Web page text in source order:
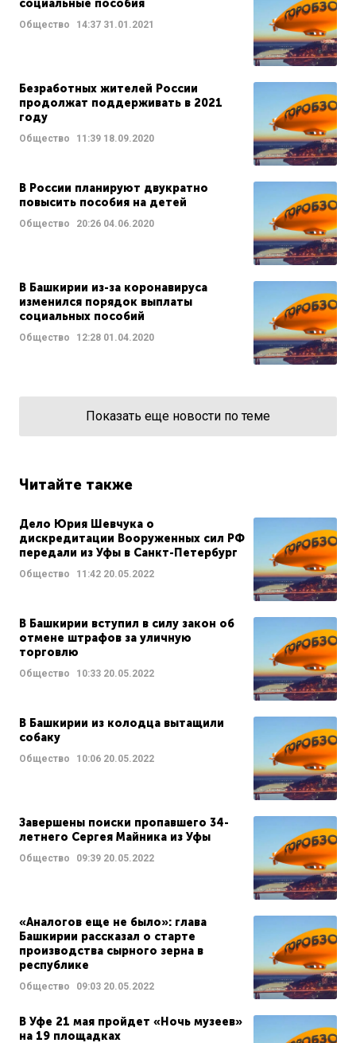
социальные пособия
Общество 14:37 31.01.2021
Безработных жителей России
продолжат поддерживать в 2021
году
Общество 11:39 18.09.2020
В России планируют двукратно
повысить пособия на детей
Общество 20:26 04.06.2020
В Башкирии из-за коронавируса
изменился порядок выплаты
социальных пособий
Общество 12:28 01.04.2020
Показать еще новости по теме
Читайте также
Дело Юрия Шевчука о
дискредитации Вооруженных сил РФ
передали из Уфы в Санкт-Петербург
Общество 11:42 20.05.2022
В Башкирии вступил в силу закон об
отмене штрафов за уличную
торговлю
Общество 10:33 20.05.2022
В Башкирии из колодца вытащили
собаку
Общество 10:06 20.05.2022
Завершены поиски пропавшего 34-
летнего Сергея Майника из Уфы
Общество 09:39 20.05.2022
«Аналогов еще не было»: глава
Башкирии рассказал о старте
производства сырного зерна в
республике
Общество 09:03 20.05.2022
В Уфе 21 мая пройдет «Ночь музеев»
на 19 площадках